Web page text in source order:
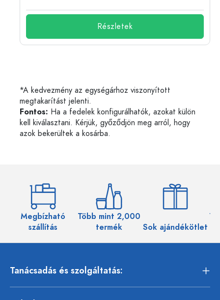
Részletek
*A kedvezmény az egységárhoz viszonyított
megtakarítást jelenti.
Fontos: Ha a fedelek konfigurálhatók, azokat külön
kell kiválasztani. Kérjük, győződjön meg arról, hogy
azok bekerültek a kosárba.
Megbízható
szállítás
Több mint 2,000
termék
Sok ajándékötlet
Tanácsadás és szolgáltatás: